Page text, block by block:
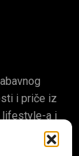
i priče iz
lifestyle-a i